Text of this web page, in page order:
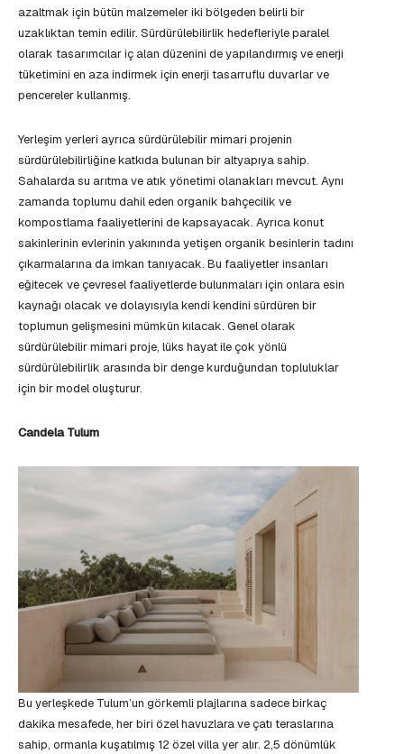
azaltmak için bütün malzemeler iki bölgeden belirli bir
uzaklıktan temin edilir. Sürdürülebilirlik hedefleriyle paralel
olarak tasarımcılar iç alan düzenini de yapılandırmış ve enerji
tüketimini en aza indirmek için enerji tasarruflu duvarlar ve
pencereler kullanmış.
Yerleşim yerleri ayrıca sürdürülebilir mimari projenin
sürdürülebilirliğine katkıda bulunan bir altyapıya sahip.
Sahalarda su arıtma ve atık yönetimi olanakları mevcut. Aynı
zamanda toplumu dahil eden organik bahçecilik ve
kompostlama faaliyetlerini de kapsayacak. Ayrıca konut
sakinlerinin evlerinin yakınında yetişen organik besinlerin tadını
çıkarmalarına da imkan tanıyacak. Bu faaliyetler insanları
eğitecek ve çevresel faaliyetlerde bulunmaları için onlara esin
kaynağı olacak ve dolayısıyla kendi kendini sürdüren bir
toplumun gelişmesini mümkün kılacak. Genel olarak
sürdürülebilir mimari proje, lüks hayat ile çok yönlü
sürdürülebilirlik arasında bir denge kurduğundan topluluklar
için bir model oluşturur.
Candela Tulum
Bu yerleşkede Tulum’un görkemli plajlarına sadece birkaç
dakika mesafede, her biri özel havuzlara ve çatı teraslarına
sahip, ormanla kuşatılmış 12 özel villa yer alır. 2,5 dönümlük